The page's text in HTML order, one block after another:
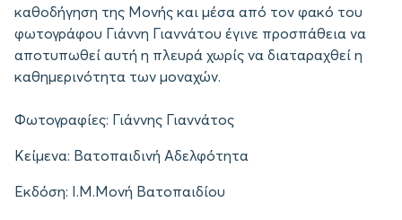
καθοδήγηση της Μονής και μέσα από τον φακό του
φωτογράφου Γιάννη Γιαννάτου έγινε προσπάθεια να
αποτυπωθεί αυτή η πλευρά χωρίς να διαταραχθεί η
καθημερινότητα των μοναχών.
Φωτογραφίες: Γιάννης Γιαννάτος
Κείμενα: Βατοπαιδινή Αδελφότητα
Εκδόση: Ι.Μ.Μονή Βατοπαιδίου